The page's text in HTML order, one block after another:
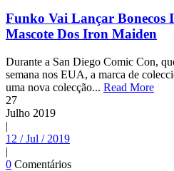
Funko Vai Lançar Bonecos
Mascote Dos Iron Maiden
Durante a San Diego Comic Con,
semana nos EUA, a marca de
uma nova colecção... Read More
27
Julho 2019
|
12 / Jul / 2019
|
0 Comentários